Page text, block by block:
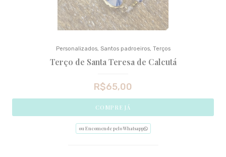
Personalizados, Santos padroeiros, Terços
Terço de Santa Teresa de Calcutá
R$65,00
COMPRE JÁ
ou Encomende pelo Whatsapp